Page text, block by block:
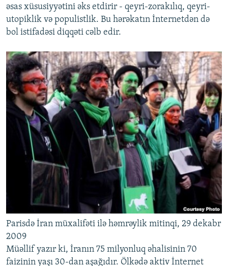
əsas xüsusiyyətini əks etdirir - qeyri-zorakılıq, qeyri-
utopiklik və populistlik. Bu hərəkatın İnternetdən də
bol istifadəsi diqqəti cəlb edir.
Parisdə İran müxalifəti ilə həmrəylik mitinqi, 29 dekabr
2009
Müəllif yazır ki, İranın 75 milyonluq əhalisinin 70
faizinin yaşı 30-dan aşağıdır. Ölkədə aktiv İnternet